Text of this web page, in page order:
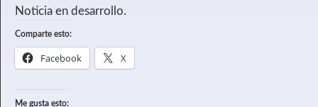
Noticia en desarrollo.
Comparte esto:
Facebook X
Me gusta esto: